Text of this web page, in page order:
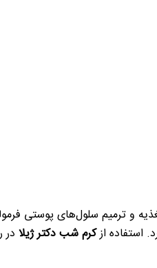
سلول‌های پوستی
استفاده ازکرم شب دکتر ژیلا